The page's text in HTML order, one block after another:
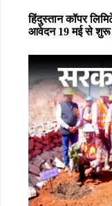
हिंदुस्तान कॉपर
आवेदन 19 मई से शुरू